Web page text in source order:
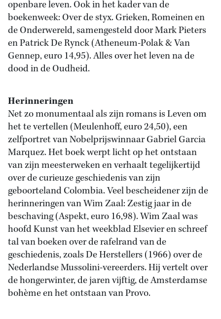
openbare leven. Ook in het kader van de
boekenweek: Over de styx. Grieken, Romeinen en
de Onderwereld, samengesteld door Mark Pieters
en Patrick De Rynck (Atheneum-Polak & Van
Gennep, euro 14,95). Alles over het leven na de
dood in de Oudheid.
Herinneringen
Net zo monumentaal als zijn romans is Leven om
het te vertellen (Meulenhoff, euro 24,50), een
zelfportret van Nobelprijswinnaar Gabriel Garcia
Marquez. Het boek werpt licht op het ontstaan
van zijn meesterweken en verhaalt tegelijkertijd
over de curieuze geschiedenis van zijn
geboorteland Colombia. Veel bescheidener zijn de
herinneringen van Wim Zaal: Zestig jaar in de
beschaving (Aspekt, euro 16,98). Wim Zaal was
hoofd Kunst van het weekblad Elsevier en schreef
tal van boeken over de rafelrand van de
geschiedenis, zoals De Herstellers (1966) over de
Nederlandse Mussolini-vereerders. Hij vertelt over
de hongerwinter, de jaren vijftig, de Amsterdamse
bohème en het ontstaan van Provo.